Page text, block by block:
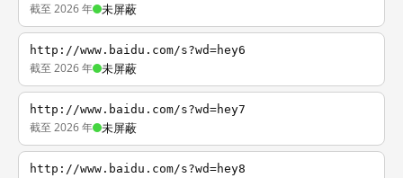
截至 2026 年 未屏蔽
http://www.baidu.com/s?wd=hey6
截至 2026 年 未屏蔽
http://www.baidu.com/s?wd=hey7
截至 2026 年 未屏蔽
http://www.baidu.com/s?wd=hey8